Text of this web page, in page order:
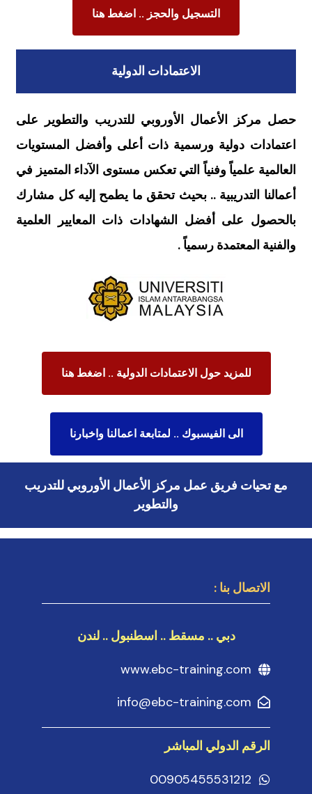
التسجيل والحجز .. اضغط هنا
الاعتمادات الدولية
حصل مركز الأعمال الأوروبي للتدريب والتطوير على
اعتمادات دولية ورسمية ذات أعلى وأفضل المستويات
العالمية علمياً وفنياً التي تعكس مستوى الآداء المتميز في
أعمالنا التدريبية .. بحيث تحقق ما يطمح إليه كل مشارك
بالحصول على أفضل الشهادات ذات المعايير العلمية
والفنية المعتمدة رسمياً .
للمزيد حول الاعتمادات الدولية .. اضغط هنا
الى الفيسبوك .. لمتابعة اعمالنا واخبارنا
مع تحيات فريق عمل مركز الأعمال الأوروبي للتدريب
والتطوير
الاتصال بنا :
دبي .. مسقط .. اسطنبول .. لندن
www.ebc-training.com
info@ebc-training.com
الرقم الدولي المباشر
00905455531212